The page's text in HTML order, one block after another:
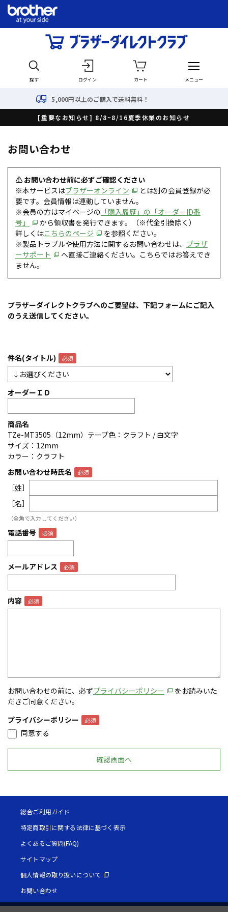
探す ログイン カート メニュー
5,000円以上のご購入で送料無料！
[重要なお知らせ] 8/8~8/16夏季休業のお知らせ
お問い合わせ
⚠ お問い合わせ前に必ずご確認ください
※本サービスはブラザーオンライン
とは別の会員登録が必
要です。会員情報は連動していません。
※会員の方はマイページの 「購入履歴」の「オーダーID番
号」
から領収書を発行できます。（※代金引換除く）
詳しくはこちらのページ
を参照ください。
※製品トラブルや使用方法に関するお問い合わせは、 ブラザ
ーサポート
へ直接ご連絡ください。こちらではお答えでき
ません。
ブラザーダイレクトクラブへのご要望は、下記フォームにご記入
のうえ送信してください。
件名(タイトル)
オーダーＩＤ
商品名
TZe-MT3505（12mm）テープ色：クラフト / 白文字
サイズ：12mm
カラー：クラフト
お問い合わせ時氏名
［姓］
［名］
（全角で入力してください）
電話番号
メールアドレス
内容
お問い合わせの前に、必ずプライバシーポリシー
をお読みいた
だきご同意ください。
プライバシーポリシー
同意する
総合ご利用ガイド
特定商取引に関する法律に基づく表示
よくあるご質問(FAQ)
サイトマップ
個人情報の取り扱いについて
お問い合わせ